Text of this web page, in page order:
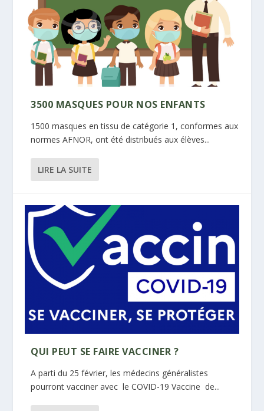
3500 MASQUES POUR NOS ENFANTS
1500 masques en tissu de catégorie 1, conformes aux
normes AFNOR, ont été distribués aux élèves...
LIRE LA SUITE
QUI PEUT SE FAIRE VACCINER ?
A parti du 25 février, les médecins généralistes
pourront vacciner avec le COVID-19 Vaccine de...